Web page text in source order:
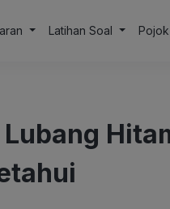
Latihan Soal